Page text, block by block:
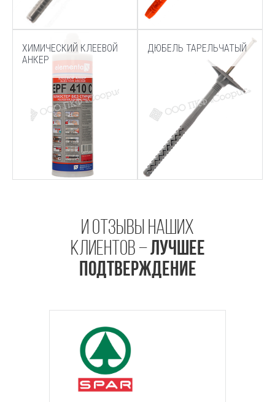
ХИМИЧЕСКИЙ КЛЕЕВОЙ
АНКЕР
ДЮБЕЛЬ ТАРЕЛЬЧАТЫЙ
И отзывы наших
клиентов –ЛУЧШЕЕ
ПОДТВЕРЖДЕНИЕ